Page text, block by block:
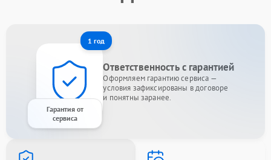
1 год
Гарантия от
сервиса
Ответственность с гарантией
Оформляем гарантию сервиса —
условия зафиксированы в договоре
и понятны заранее.